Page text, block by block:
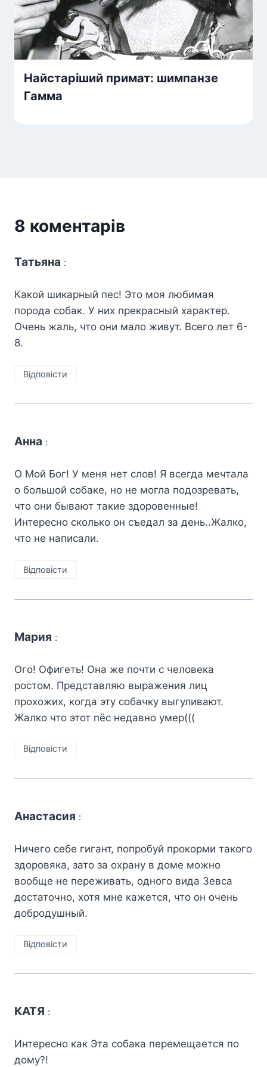
Найстаріший примат: шимпанзе
Гамма
8 коментарів
Татьяна :
Какой шикарный пес! Это моя любимая
порода собак. У них прекрасный характер.
Очень жаль, что они мало живут. Всего лет 6-
8.
Відповіcти
Анна :
О Мой Бог! У меня нет слов! Я всегда мечтала
о большой собаке, но не могла подозревать,
что они бывают такие здоровенные!
Интересно сколько он съедал за день..Жалко,
что не написали.
Відповіcти
Мария :
Ого! Офигеть! Она же почти с человека
ростом. Представляю выражения лиц
прохожих, когда эту собачку выгуливают.
Жалко что этот пёс недавно умер(((
Відповіcти
Анастасия :
Ничего себе гигант, попробуй прокорми такого
здоровяка, зато за охрану в доме можно
вообще не переживать, одного вида Зевса
достаточно, хотя мне кажется, что он очень
добродушный.
Відповіcти
КАТЯ :
Интересно как Эта собака перемещается по
дому?!